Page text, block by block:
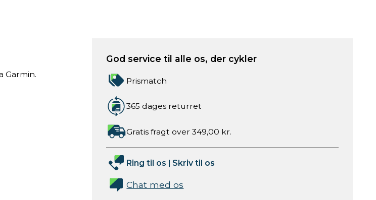
Garmin.
God service til alle os, der cykler
Prismatch
365 dages returret
Gratis fragt over 349,00 kr.
Ring til os | Skriv til os
Chat med os